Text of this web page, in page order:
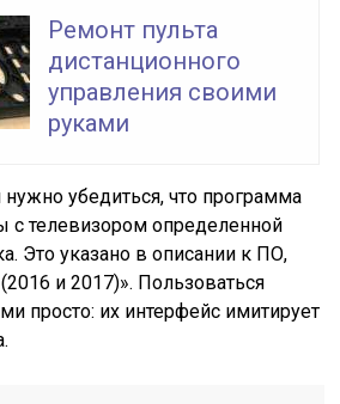
Ремонт пульта
дистанционного
управления своими
руками
убедиться, что программа
с телевизором определенной
Это указано в описании к ПО,
и 2017)». Пользоваться
просто: их интерфейс имитирует